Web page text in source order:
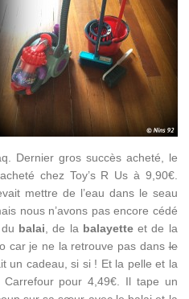
Dernier gros succès acheté, le
chez Toy’s R Us à 9,90€.
mettre de l’eau dans le seau
nous n’avons pas encore cédé
balai, de la balayetteet de la
car je ne la retrouve pas dansle
un cadeau, si si ! Et la pelle et la
Carrefour pour 4,49€. Il tape un